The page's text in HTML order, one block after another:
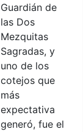
Guardián de
las Dos
Mezquitas
Sagradas, y
uno de los
cotejos que
más
expectativa
generó, fue el